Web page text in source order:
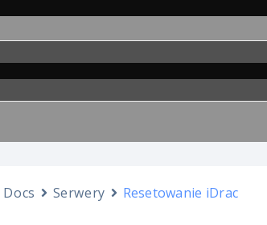
Docs Serwery Resetowanie iDrac